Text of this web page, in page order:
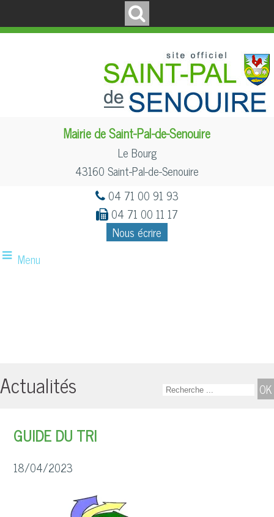
Mairie de Saint-Pal-de-Senouire
Le Bourg
43160 Saint-Pal-de-Senouire
04 71 00 91 93
04 71 00 11 17
Nous écrire
Menu
Actualités
GUIDE DU TRI
18/04/2023